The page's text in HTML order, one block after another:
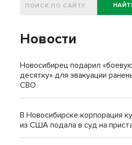
Новости
Новосибирец подарил
десятку» для эвакуации
СВО
В Новосибирске корпорация
из США подала в суд на